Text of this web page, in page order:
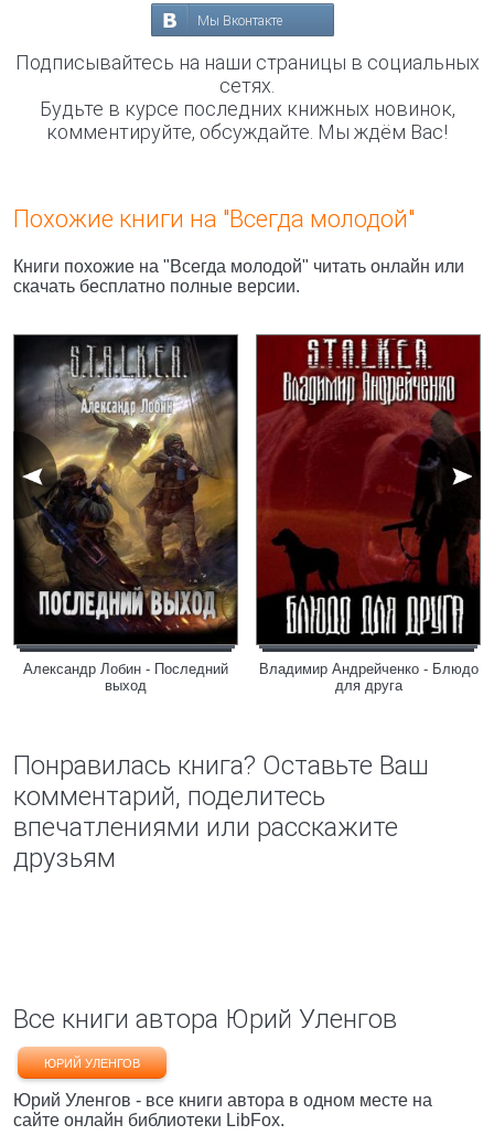
Мы Вконтакте
Подписывайтесь на наши страницы в социальных
сетях.
Будьте в курсе последних книжных новинок,
комментируйте, обсуждайте. Мы ждём Вас!
Похожие книги на "Всегда молодой"
Книги похожие на "Всегда молодой" читать онлайн или
скачать бесплатно полные версии.
Александр Лобин - Последний
выход
Владимир Андрейченко - Блюдо
для друга
Понравилась книга? Оставьте Ваш
комментарий, поделитесь
впечатлениями или расскажите
друзьям
Все книги автора Юрий Уленгов
ЮРИЙ УЛЕНГОВ
Юрий Уленгов - все книги автора в одном месте на
сайте онлайн библиотеки LibFox.